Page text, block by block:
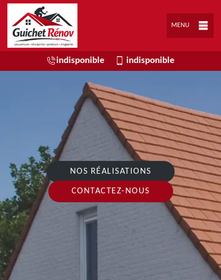
MENU
indisponible indisponible
NOS RÉALISATIONS
CONTACTEZ-NOUS